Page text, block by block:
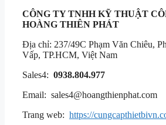
CÔNG TY TNHH KỸ THUẬT
HOÀNG THIÊN PHÁT
Địa chỉ: 237/49C Phạm Văn Chiêu,
Vấp, TP.HCM, Việt Nam
Sales4: 0938.804.977
Email: sales4@hoangthienphat.com
Trang web: https://